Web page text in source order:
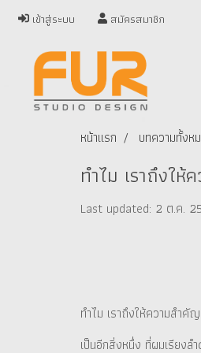
เข้าสู่ระบบ สมัครสมาชิก
หน้าแรก บทความทั้งห
ทำไม เราถึงใ
Last updated: 2 ต.ค.
ทำไม เราถึงให้ความสำคั
เป็นอีกสิ่งหนึ่ง ที่ผมเรียงล